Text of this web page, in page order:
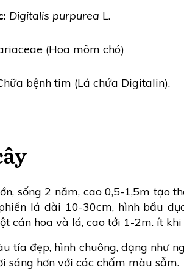
Digitalis purpurea L.
(Hoa mõm chó)
bệnh tim (Lá chứa Digitalin).
sống 2 năm, cao 0,5-1,5m tạo
lá dài 10-30cm, hình bầu
cán hoa và lá, cao tới 1-2m. ít khi
tía đẹp, hình chuông, dạng như
sáng hơn với các chấm màu sẫm.